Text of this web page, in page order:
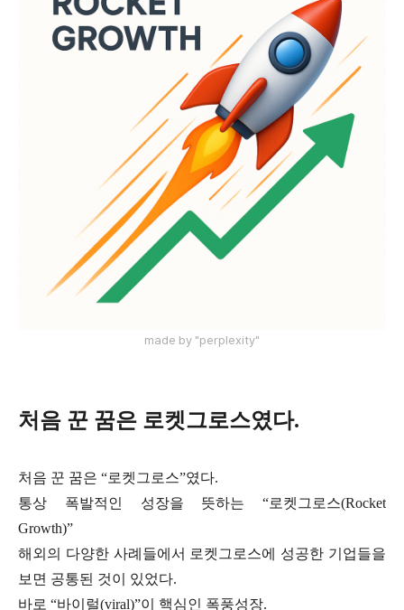
made by "perplexity"
처음 꾼 꿈은 로켓그로스였다.
처음 꾼 꿈은 “로켓그로스”였다.
통상 폭발적인 성장을 뜻하는 “로켓그로스(Rocket
Growth)”
해외의 다양한 사례들에서 로켓그로스에 성공한 기업들을
보면 공통된 것이 있었다.
바로 “바이럴(viral)”이 핵심인 폭풍성장.